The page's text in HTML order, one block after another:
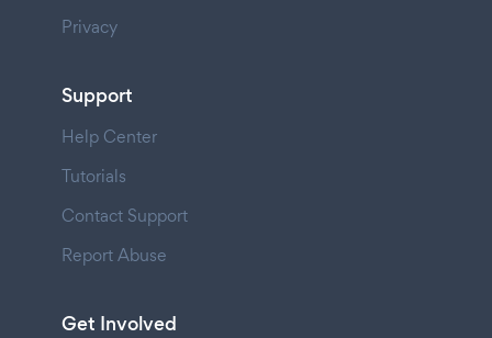
Privacy
Support
Help Center
Tutorials
Contact Support
Report Abuse
Get Involved